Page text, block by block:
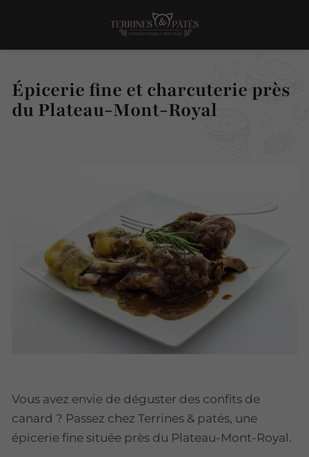
Épicerie fine et charcuterie près
du Plateau-Mont-Royal
Vous avez envie de déguster des confits de
canard ? Passez chez Terrines & patés, une
épicerie fine située près du Plateau-Mont-Royal.